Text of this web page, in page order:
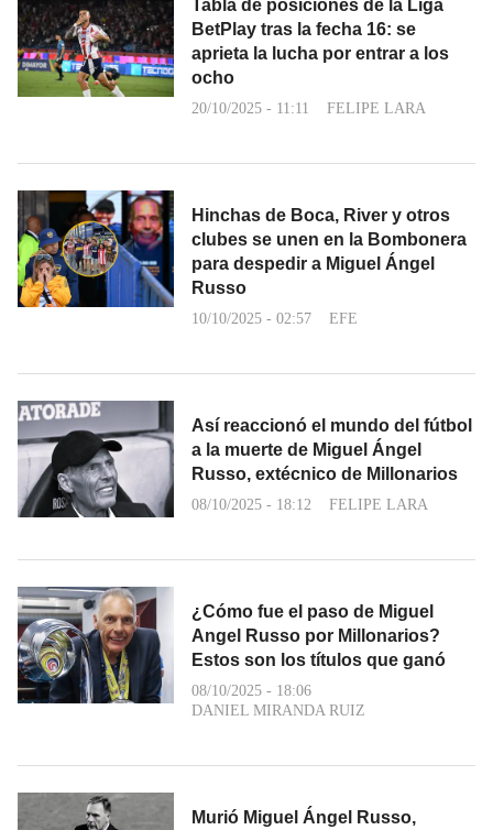
Tabla de posiciones de la Liga
BetPlay tras la fecha 16: se
aprieta la lucha por entrar a los
ocho
20/10/2025 - 11:11 FELIPE LARA
Hinchas de Boca, River y otros
clubes se unen en la Bombonera
para despedir a Miguel Ángel
Russo
10/10/2025 - 02:57 EFE
Así reaccionó el mundo del fútbol
a la muerte de Miguel Ángel
Russo, extécnico de Millonarios
08/10/2025 - 18:12 FELIPE LARA
¿Cómo fue el paso de Miguel
Angel Russo por Millonarios?
Estos son los títulos que ganó
08/10/2025 - 18:06
DANIEL MIRANDA RUIZ
Murió Miguel Ángel Russo,